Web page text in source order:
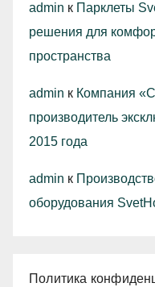
admin к Парклеты
решения для
пространства
admin к Компания
производитель
2015 года
admin к
оборудования
Политика